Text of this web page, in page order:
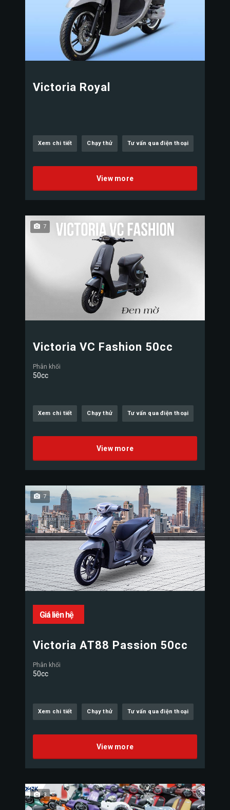
Victoria Royal
Xem chi tiết Chạy thử Tư vấn qua điện thoại
View more
7
Victoria VC Fashion 50cc
Phân khối
50cc
Xem chi tiết Chạy thử Tư vấn qua điện thoại
View more
7
Giá liên hệ
Victoria AT88 Passion 50cc
Phân khối
50cc
Xem chi tiết Chạy thử Tư vấn qua điện thoại
View more
3